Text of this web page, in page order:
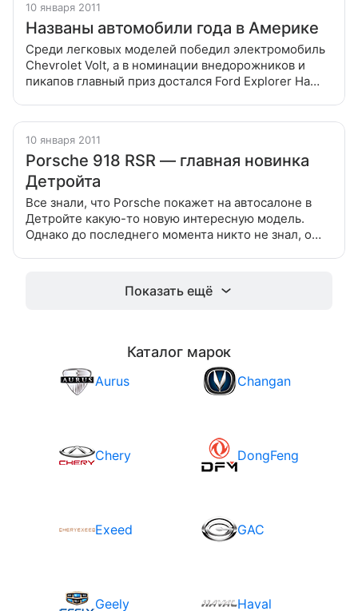
10 января 2011
Названы автомобили года в Америке
Среди легковых моделей победил электромобиль
Chevrolet Volt, а в номинации внедорожников и
пикапов главный приз достался Ford Explorer На
10 января 2011
Porsche 918 RSR — главная новинка
Детройта
Все знали, что Porsche покажет на автосалоне в
Детройте какую-то новую интересную модель.
Однако до последнего момента никто не знал, о
Показать ещё
Каталог марок
Aurus Changan
Chery DongFeng
Exeed GAC
Geely Haval